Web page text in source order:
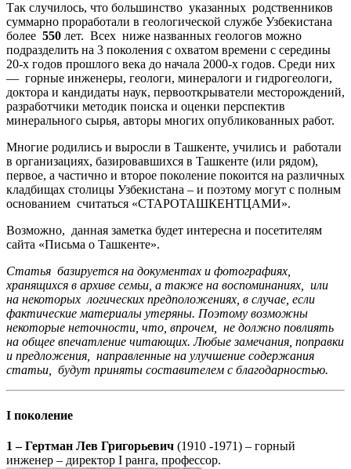
Так случилось, что большинство указанных родственников
суммарно проработали в геологической службе Узбекистана
более 550 лет. Всех ниже названных геологов можно
подразделить на 3 поколения с охватом времени с середины
20-х годов прошлого века до начала 2000-х годов. Среди них
— горные инженеры, геологи, минералоги и гидрогеологи,
доктора и кандидаты наук, первооткрыватели месторождений,
разработчики методик поиска и оценки перспектив
минерального сырья, авторы многих опубликованных работ.
Многие родились и выросли в Ташкенте, учились и работали
в организациях, базировавшихся в Ташкенте (или рядом),
первое, а частично и второе поколение покоится на различных
кладбищах столицы Узбекистана – и поэтому могут с полным
основанием считаться «СТАРОТАШКЕНТЦАМИ».
Возможно, данная заметка будет интересна и посетителям
сайта «Письма о Ташкенте».
Статья базируется на документах и фотографиях,
хранящихся в архиве семьи, а также на воспоминаниях, или
на некоторых логических предположениях, в случае, если
фактические материалы утеряны. Поэтому возможны
некоторые неточности, что, впрочем, не должно повлиять
на общее впечатление читающих. Любые замечания, поправки
и предложения, направленные на улучшение содержания
статьи, будут приняты составителем с благодарностью.
I поколение
1 – Гертман Лев Григорьевич (1910 -1971) – горный
инженер – директор I ранга, профессор.